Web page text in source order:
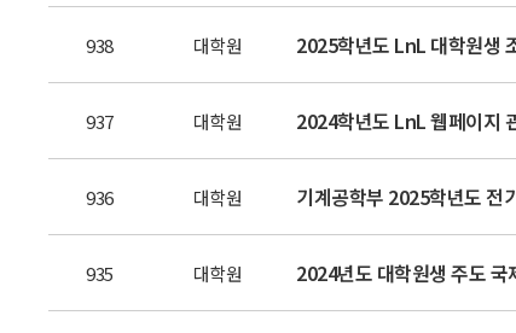
938 대학원 2025학년도 LnL 대학원생
937 대학원 2024학년도 LnL 웹페이지
936 대학원 기계공학부 2025학년도 전
935 대학원 2024년도 대학원생 주도